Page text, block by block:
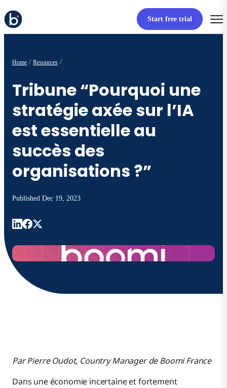
Start free trial
Home Resources
Tribune “Pourquoi une
stratégie axée sur l’IA
est essentielle au
succès des
organisations ?”
Published Dec 19, 2023
Par Pierre Oudot, Country Manager de Boomi France
Dans une économie incertaine et fortement